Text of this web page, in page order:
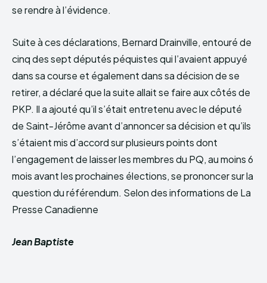
se rendre à l’évidence.
Suite à ces déclarations, Bernard Drainville, entouré de
cinq des sept députés péquistes qui l’avaient appuyé
dans sa course et également dans sa décision de se
retirer, a déclaré que la suite allait se faire aux côtés de
PKP. Il a ajouté qu’il s’était entretenu avec le député
de Saint-Jérôme avant d’annoncer sa décision et qu’ils
s’étaient mis d’accord sur plusieurs points dont
l’engagement de laisser les membres du PQ, au moins 6
mois avant les prochaines élections, se prononcer sur la
question du référendum. Selon des informations de La
Presse Canadienne
Jean Baptiste